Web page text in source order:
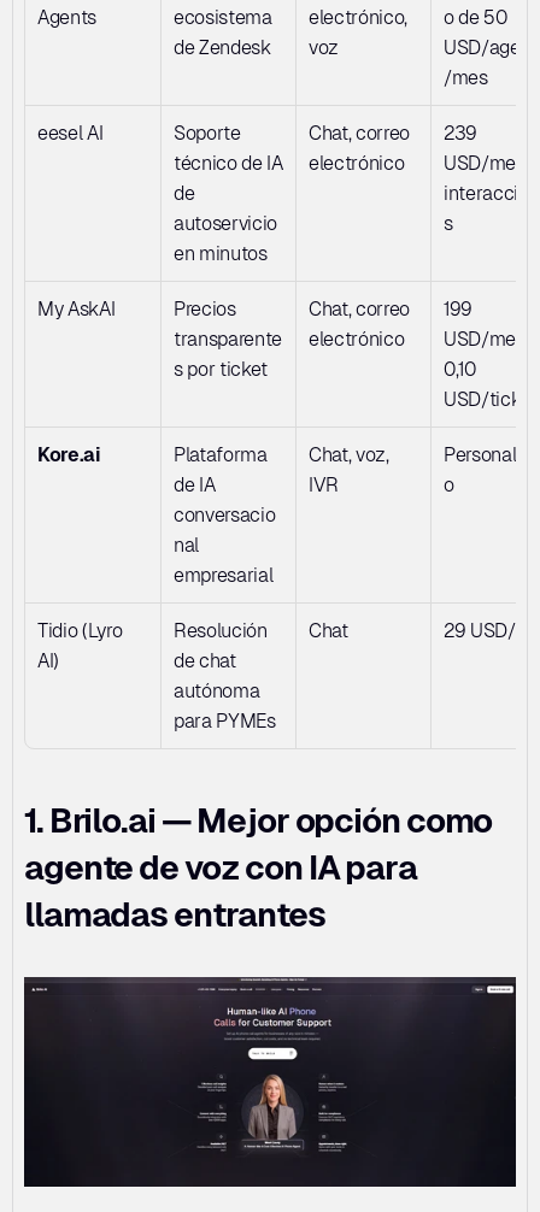
Agents
ecosistema
de Zendesk
electrónico,
voz
o de 50
USD/
/mes
eesel AI
Soporte
técnico de IA
de
autoservicio
en minutos
Chat, correo
electrónico
239
USD/mes +
s
My AskAI
Precios
transparente
s por ticket
Chat, correo
electrónico
199
USD/mes +
0,10
USD/ticket
Kore.ai
Plataforma
de IA
conversacio
nal
empresarial
Chat, voz,
IVR
o
Tidio (Lyro
AI)
Resolución
de chat
autónoma
para PYMEs
Chat 29 USD/
1. Brilo.ai — Mejor opción como
agente de voz con IA para
llamadas entrantes